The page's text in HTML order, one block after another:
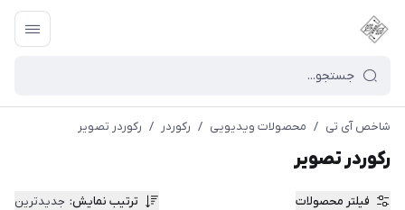
شاخص آی تی / محصولات ویدیویی / رکوردر / رکوردر تصویر
رکوردر تصویر
فیلتر محصولات ترتیب نمایش: جدیدترین